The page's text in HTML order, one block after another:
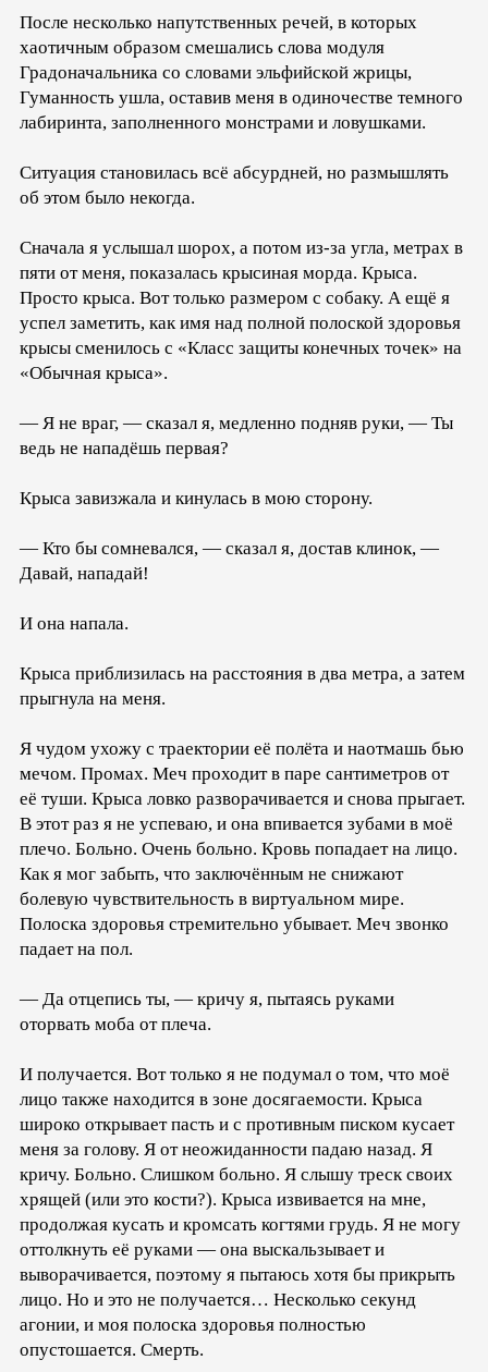
После несколько напутственных речей, в которых
хаотичным образом смешались слова модуля
Градоначальника со словами эльфийской жрицы,
Гуманность ушла, оставив меня в одиночестве темного
лабиринта, заполненного монстрами и ловушками.
Ситуация становилась всё абсурдней, но размышлять
об этом было некогда.
Сначала я услышал шорох, а потом из-за угла, метрах в
пяти от меня, показалась крысиная морда. Крыса.
Просто крыса. Вот только размером с собаку. А ещё я
успел заметить, как имя над полной полоской здоровья
крысы сменилось с «Класс защиты конечных точек» на
«Обычная крыса».
— Я не враг, — сказал я, медленно подняв руки, — Ты
ведь не нападёшь первая?
Крыса завизжала и кинулась в мою сторону.
— Кто бы сомневался, — сказал я, достав клинок, —
Давай, нападай!
И она напала.
Крыса приблизилась на расстояния в два метра, а затем
прыгнула на меня.
Я чудом ухожу с траектории её полёта и наотмашь бью
мечом. Промах. Меч проходит в паре сантиметров от
её туши. Крыса ловко разворачивается и снова прыгает.
В этот раз я не успеваю, и она впивается зубами в моё
плечо. Больно. Очень больно. Кровь попадает на лицо.
Как я мог забыть, что заключённым не снижают
болевую чувствительность в виртуальном мире.
Полоска здоровья стремительно убывает. Меч звонко
падает на пол.
— Да отцепись ты, — кричу я, пытаясь руками
оторвать моба от плеча.
И получается. Вот только я не подумал о том, что моё
лицо также находится в зоне досягаемости. Крыса
широко открывает пасть и с противным писком кусает
меня за голову. Я от неожиданности падаю назад. Я
кричу. Больно. Слишком больно. Я слышу треск своих
хрящей (или это кости?). Крыса извивается на мне,
продолжая кусать и кромсать когтями грудь. Я не могу
оттолкнуть её руками — она выскальзывает и
выворачивается, поэтому я пытаюсь хотя бы прикрыть
лицо. Но и это не получается… Несколько секунд
агонии, и моя полоска здоровья полностью
опустошается. Смерть.